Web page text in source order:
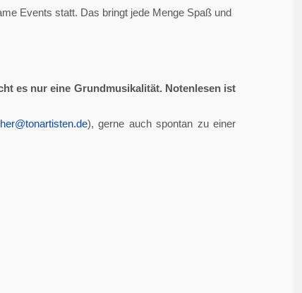
Events statt. Das bringt jede Menge Spaß und
es nur eine Grundmusikalität. Notenlesen ist
), gerne auch spontan zu einer